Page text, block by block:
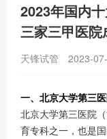
2023年国内
三家三甲医院
天锋试管 2023-
一、北京大学第三
北京大学第三医院
育专科之一，也是